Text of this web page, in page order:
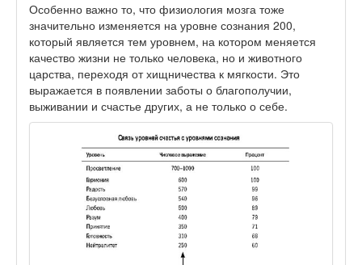
Особенно важно то, что физиология мозга тоже
значительно изменяется на уровне сознания 200,
который является тем уровнем, на котором меняется
качество жизни не только человека, но и животного
царства, переходя от хищничества к мягкости. Это
выражается в появлении заботы о благополучии,
выживании и счастье других, а не только о себе.